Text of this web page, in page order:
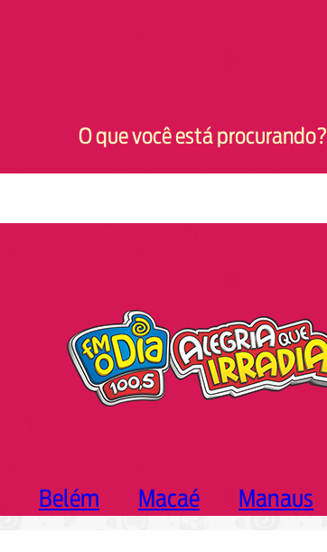
O que você está procurando?
Belém Macaé Manaus